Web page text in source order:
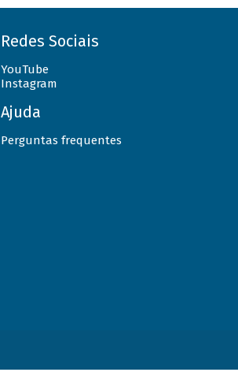
Redes Sociais
YouTube
Instagram
Ajuda
Perguntas frequentes